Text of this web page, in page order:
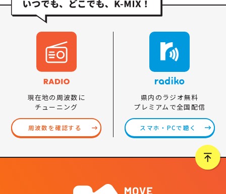
現在地の周波数に
チューニング
周波数を確認する
県内のラジオ無料
プレミアムで全国配信
スマホ・PCで聴く